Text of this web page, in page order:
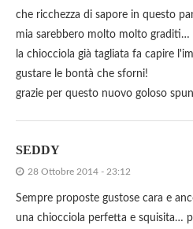
che ricchezza di sapore in questo
mia sarebbero molto molto graditi…
la chiocciola già tagliata fa capire
gustare le bontà che sforni!
grazie per questo nuovo goloso
SEDDY
28 Ottobre 2014 - 23:12
Sempre proposte gustose cara e
una chiocciola perfetta e squisita…